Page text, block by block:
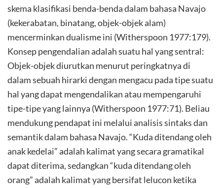
skema klasifikasi benda-benda dalam bahasa Navajo
(kekerabatan, binatang, objek-objek alam)
mencerminkan dualisme ini (Witherspoon 1977:179).
Konsep pengendalian adalah suatu hal yang sentral:
Objek-objek diurutkan menurut peringkatnya di
dalam sebuah hirarki dengan mengacu pada tipe suatu
hal yang dapat mengendalikan atau mempengaruhi
tipe-tipe yang lainnya (Witherspoon 1977:71). Beliau
mendukung pendapat ini melalui analisis sintaks dan
semantik dalam bahasa Navajo. “Kuda ditendang oleh
anak kedelai” adalah kalimat yang secara gramatikal
dapat diterima, sedangkan “kuda ditendang oleh
orang” adalah kalimat yang bersifat lelucon ketika